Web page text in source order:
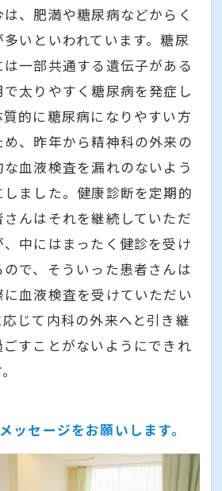
、肥満や糖尿病などからく
いといわれています。糖尿
一部共通する遺伝子がある
太りやすく糖尿病を発症し
的に糖尿病になりやすい方
、昨年から精神科の外来の
血液検査を漏れのないよう
ました。健康診断を定期的
んはそれを継続していただ
中にはまったく健診を受け
で、そういった患者さんは
血液検査を受けていただい
じて内科の外来へと引き継
すことがないようにできれ
ッセージをお願いします。